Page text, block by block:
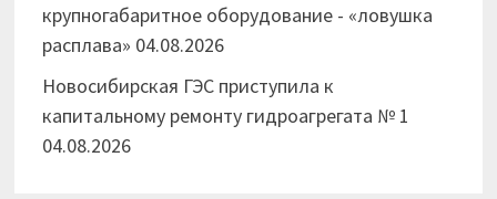
крупногабаритное оборудование - «ловушка
расплава» 04.08.2026
Новосибирская ГЭС приступила к
капитальному ремонту гидроагрегата № 1
04.08.2026